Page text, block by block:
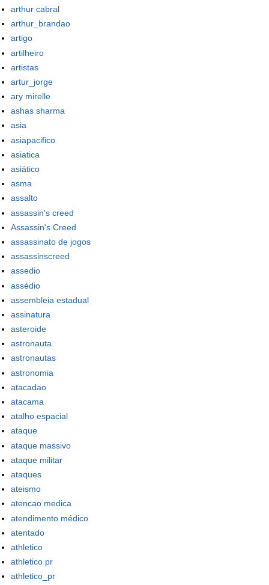
arthur cabral
arthur_brandao
artigo
artilheiro
artistas
artur_jorge
ary mirelle
ashas sharma
asia
asiapacifico
asiatica
asiático
asma
assalto
assassin's creed
Assassin's Creed
assassinato de jogos
assassinscreed
assedio
assédio
assembleia estadual
assinatura
asteroide
astronauta
astronautas
astronomia
atacadao
atacama
atalho espacial
ataque
ataque massivo
ataque militar
ataques
ateismo
atencao medica
atendimento médico
atentado
athletico
athletico pr
athletico_pr